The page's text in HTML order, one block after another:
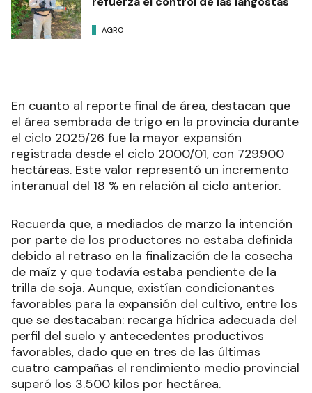
AGRO
En cuanto al reporte final de área, destacan que
el área sembrada de trigo en la provincia durante
el ciclo 2025/26 fue la mayor expansión
registrada desde el ciclo 2000/01, con 729.900
hectáreas. Este valor representó un incremento
interanual del 18 % en relación al ciclo anterior.
Recuerda que, a mediados de marzo la intención
por parte de los productores no estaba definida
debido al retraso en la finalización de la cosecha
de maíz y que todavía estaba pendiente de la
trilla de soja. Aunque, existían condicionantes
favorables para la expansión del cultivo, entre los
que se destacaban: recarga hídrica adecuada del
perfil del suelo y antecedentes productivos
favorables, dado que en tres de las últimas
cuatro campañas el rendimiento medio provincial
superó los 3.500 kilos por hectárea.